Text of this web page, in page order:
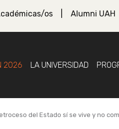
os Alumni UAH
2026 LA UNIVERSIDAD
del Estado sí se vive y no